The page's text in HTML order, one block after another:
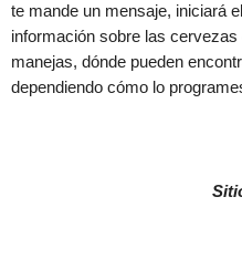
te mande un mensaje, iniciará
información sobre las
manejas, dónde pueden
dependiendo cómo lo